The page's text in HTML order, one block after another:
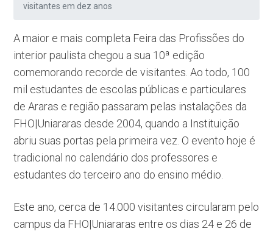
visitantes em dez anos
A maior e mais completa Feira das Profissões do
interior paulista chegou a sua 10ª edição
comemorando recorde de visitantes. Ao todo, 100
mil estudantes de escolas públicas e particulares
de Araras e região passaram pelas instalações da
FHO|Uniararas desde 2004, quando a Instituição
abriu suas portas pela primeira vez. O evento hoje é
tradicional no calendário dos professores e
estudantes do terceiro ano do ensino médio.
Este ano, cerca de 14.000 visitantes circularam pelo
campus da FHO|Uniararas entre os dias 24 e 26 de